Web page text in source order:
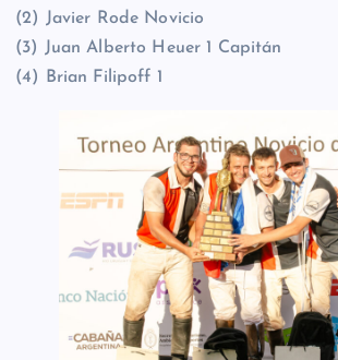
(2) Javier Rode Novicio
(3) Juan Alberto Heuer 1 Capitán
(4) Brian Filipoff 1